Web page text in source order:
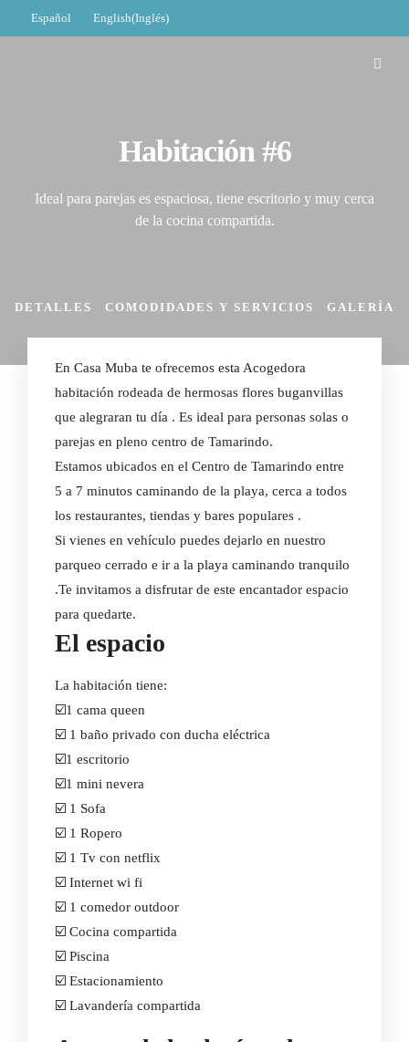
Español English(Inglés)
Habitación #6
Ideal para parejas es espaciosa, tiene escritorio y muy cerca
de la cocina compartida.
DETALLES COMODIDADES Y SERVICIOS GALERÍA
En Casa Muba te ofrecemos esta Acogedora
habitación rodeada de hermosas flores buganvillas
que alegraran tu día . Es ideal para personas solas o
parejas en pleno centro de Tamarindo.
Estamos ubicados en el Centro de Tamarindo entre
5 a 7 minutos caminando de la playa, cerca a todos
los restaurantes, tiendas y bares populares .
Si vienes en vehículo puedes dejarlo en nuestro
parqueo cerrado e ir a la playa caminando tranquilo
.Te invitamos a disfrutar de este encantador espacio
para quedarte.
El espacio
La habitación tiene:
☑️1 cama queen
☑️ 1 baño privado con ducha eléctrica
☑️1 escritorio
☑️1 mini nevera
☑️ 1 Sofa
☑️ 1 Ropero
☑️ 1 Tv con netflix
☑️ Internet wi fi
☑️ 1 comedor outdoor
☑️ Cocina compartida
☑️ Piscina
☑️ Estacionamiento
☑️ Lavandería compartida